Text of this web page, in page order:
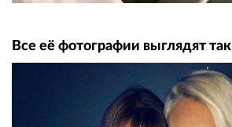
Все её фотографии выглядят так